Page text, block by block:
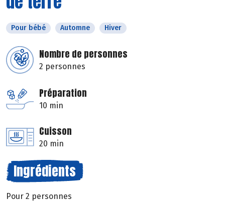
Pour bébé Automne Hiver
Nombre de personnes
2 personnes
Préparation
10 min
Cuisson
20 min
Ingrédients
Pour 2 personnes